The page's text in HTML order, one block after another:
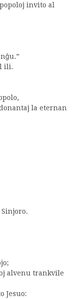
invito al
ili.
la eternan
Sinjoro.
alvenu trankvile
Jesuo: